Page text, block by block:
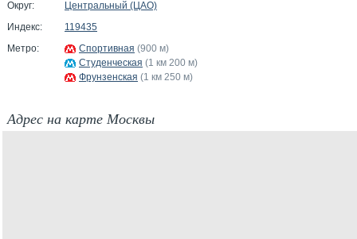
Округ:
Центральный (ЦАО)
Индекс:
119435
Метро:
Спортивная (900 м)
Студенческая (1 км 200 м)
Фрунзенская (1 км 250 м)
Адрес на карте Москвы